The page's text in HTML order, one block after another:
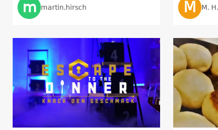
m martin.hirsch M M. H.